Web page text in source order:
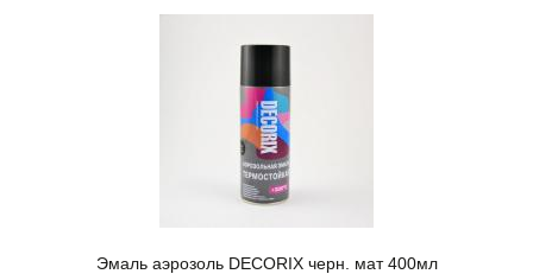
Эмаль аэрозоль DECORIX черн. мат 400мл